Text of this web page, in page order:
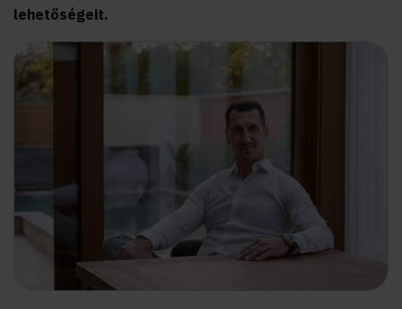
lehetőségeit.